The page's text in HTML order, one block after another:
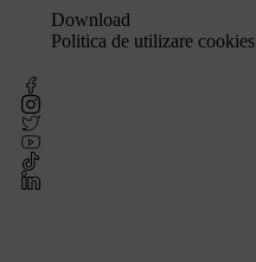
Download
Politica de utilizare cookies